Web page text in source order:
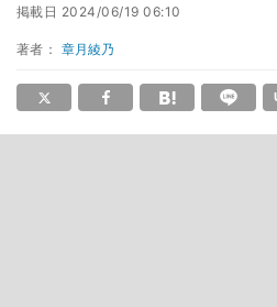
掲載日 2024/06/19 06:10
著者： 章月綾乃